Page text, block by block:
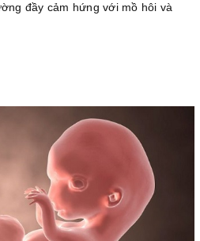
đầy cảm hứng với mồ hôi và